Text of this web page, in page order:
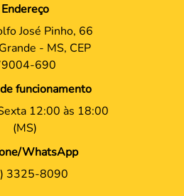
Endereço
José Pinho, 66
- MS, CEP
690
funcionamento
12:00 às 18:00
(MS)
WhatsApp
3325-8090